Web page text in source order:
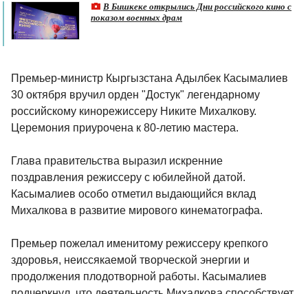
В Бишкеке открылись Дни российского кино с
показом военных драм
Премьер-министр Кыргызстана Адылбек Касымалиев
30 октября вручил орден "Достук" легендарному
российскому кинорежиссеру Никите Михалкову.
Церемония приурочена к 80-летию мастера.
Глава правительства выразил искренние
поздравления режиссеру с юбилейной датой.
Касымалиев особо отметил выдающийся вклад
Михалкова в развитие мирового кинематографа.
Премьер пожелал именитому режиссеру крепкого
здоровья, неиссякаемой творческой энергии и
продолжения плодотворной работы. Касымалиев